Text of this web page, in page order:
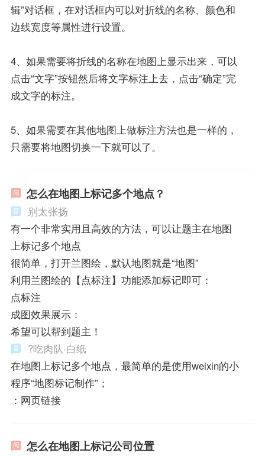
辑”对话框，在对话框内可以对折线的名称、颜色和
边线宽度等属性进行设置。
4、如果需要将折线的名称在地图上显示出来，可以
点击“文字”按钮然后将文字标注上去，点击“确定”完
成文字的标注。
5、如果需要在其他地图上做标注方法也是一样的，
只需要将地图切换一下就可以了。
怎么在地图上标记多个地点？
别太张扬
有一个非常实用且高效的方法，可以让题主在地图
上标记多个地点
很简单，打开兰图绘，默认地图就是“地图”
利用兰图绘的【点标注】功能添加标记即可：
点标注
成图效果展示：
希望可以帮到题主！
?吃肉队·白纸
在地图上标记多个地点，最简单的是使用weixin的小
程序“地图标记制作”；
：网页链接
怎么在地图上标记公司位置